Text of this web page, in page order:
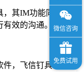
，其IM功能同样
效的沟通。
件，飞信钉具备